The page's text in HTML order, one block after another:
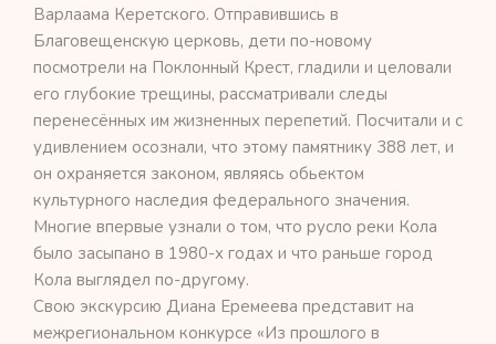
Варлаама Керетского. Отправившись в
Благовещенскую церковь, дети по-новому
посмотрели на Поклонный Крест, гладили и целовали
его глубокие трещины, рассматривали следы
перенесённых им жизненных перепетий. Посчитали и с
удивлением осознали, что этому памятнику 388 лет, и
он охраняется законом, являясь обьектом
культурного наследия федерального значения.
Многие впервые узнали о том, что русло реки Кола
было засыпано в 1980-х годах и что раньше город
Кола выглядел по-другому.
Свою экскурсию Диана Еремеева представит на
межрегиональном конкурсе «Из прошлого в